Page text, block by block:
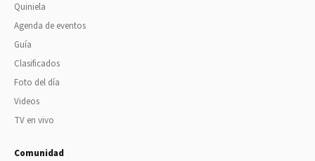
Quiniela
Agenda de eventos
Guía
Clasificados
Foto del día
Videos
TV en vivo
Comunidad